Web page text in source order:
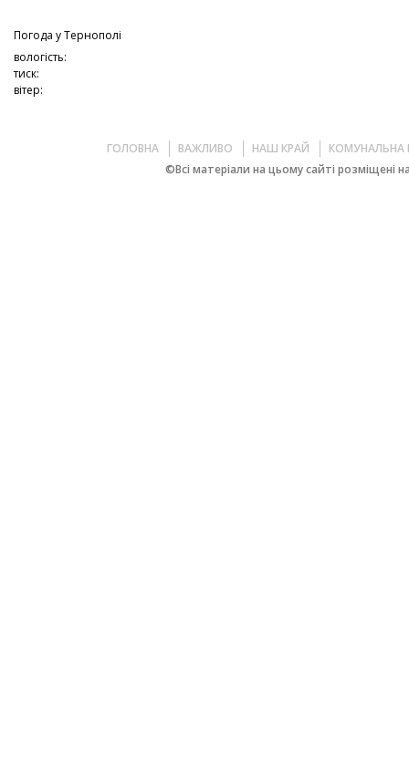
Погода уТернополі
вологість:
тиск:
вітер:
ГОЛОВНА ВАЖЛИВО НАШ КРАЙ
КОМУНАЛЬНА
©Всі матеріали на цьому сайті розміщені